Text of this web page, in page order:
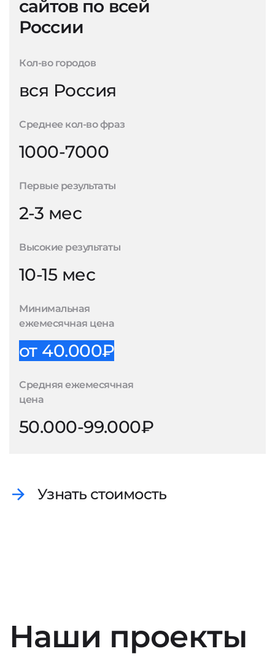
сайтов по всей
России
Кол-во городов
вся Россия
Среднее кол-во фраз
1000-7000
Первые результаты
2-3 мес
Высокие результаты
10-15 мес
Минимальная
ежемесячная цена
от 40.000₽
Средняя ежемесячная
цена
50.000-99.000₽
Узнать стоимость
Наши проекты